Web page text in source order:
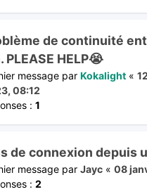
de continuité
PLEASE HELP😭
message par Kokalight «
08:12
: 1
de connexion depuis
message par Jayc « 08
: 2